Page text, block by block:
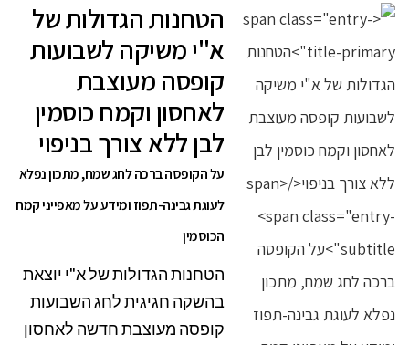
הטחנות הגדולות של
א"י משיקה לשבועות
קופסה מעוצבת
לאחסון וקמח כוסמין
לבן ללא צורך בניפוי
על הקופסה ברכה לחג שמח, מתכון נפלא
לעוגת גבינה-תפוז ומידע על מאפייני קמח
הכוסמין
הטחנות הגדולות של א"י יוצאת
בהשקה חגיגית לחג השבועות
קופסה מעוצבת חדשה לאחסון